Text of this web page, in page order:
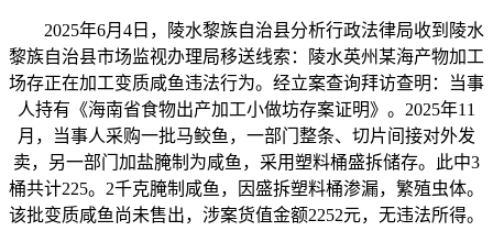
2025年6月4日，陵水黎族自治县分析行政法律局收到陵水
黎族自治县市场监视办理局移送线索：陵水英州某海产物加工
场存正在加工变质咸鱼违法行为。经立案查询拜访查明：当事
人持有《海南省食物出产加工小做坊存案证明》。2025年11
月，当事人采购一批马鲛鱼，一部门整条、切片间接对外发
卖，另一部门加盐腌制为咸鱼，采用塑料桶盛拆储存。此中3
桶共计225。2千克腌制咸鱼，因盛拆塑料桶渗漏，繁殖虫体。
该批变质咸鱼尚未售出，涉案货值金额2252元，无违法所得。